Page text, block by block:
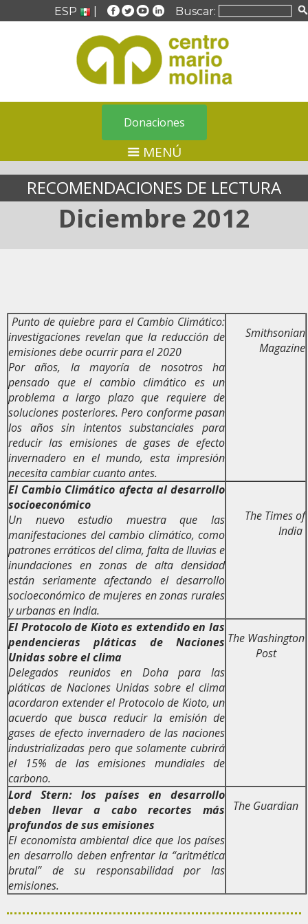
ESP Buscar:
Donaciones
MENÚ
RECOMENDACIONES DE LECTURA
Diciembre 2012
Punto de quiebre para el Cambio Climático:
investigaciones revelan que la reducción de
emisiones debe ocurrir para el 2020
Por años, la mayoría de nosotros ha
pensado que el cambio climático es un
problema a largo plazo que requiere de
soluciones posteriores. Pero conforme pasan
los años sin intentos substanciales para
reducir las emisiones de gases de efecto
invernadero en el mundo, esta impresión
necesita cambiar cuanto antes.
Smithsonian
Magazine
El Cambio Climático afecta al desarrollo
socioeconómico
Un nuevo estudio muestra que las
manifestaciones del cambio climático, como
patrones erráticos del clima, falta de lluvias e
inundaciones en zonas de alta densidad
están seriamente afectando el desarrollo
socioeconómico de mujeres en zonas rurales
y urbanas en India.
The Times of
India
El Protocolo de Kioto es extendido en las
pendencieras pláticas de Naciones
Unidas sobre el clima
Delegados reunidos en Doha para las
pláticas de Naciones Unidas sobre el clima
acordaron extender el Protocolo de Kioto, un
acuerdo que busca reducir la emisión de
gases de efecto invernadero de las naciones
industrializadas pero que solamente cubrirá
el 15% de las emisiones mundiales de
carbono.
The Washington
Post
Lord Stern: los países en desarrollo
deben llevar a cabo recortes más
profundos de sus emisiones
El economista ambiental dice que los países
en desarrollo deben enfrentar la “aritmética
brutal” de su responsabilidad por las
emisiones.
The Guardian